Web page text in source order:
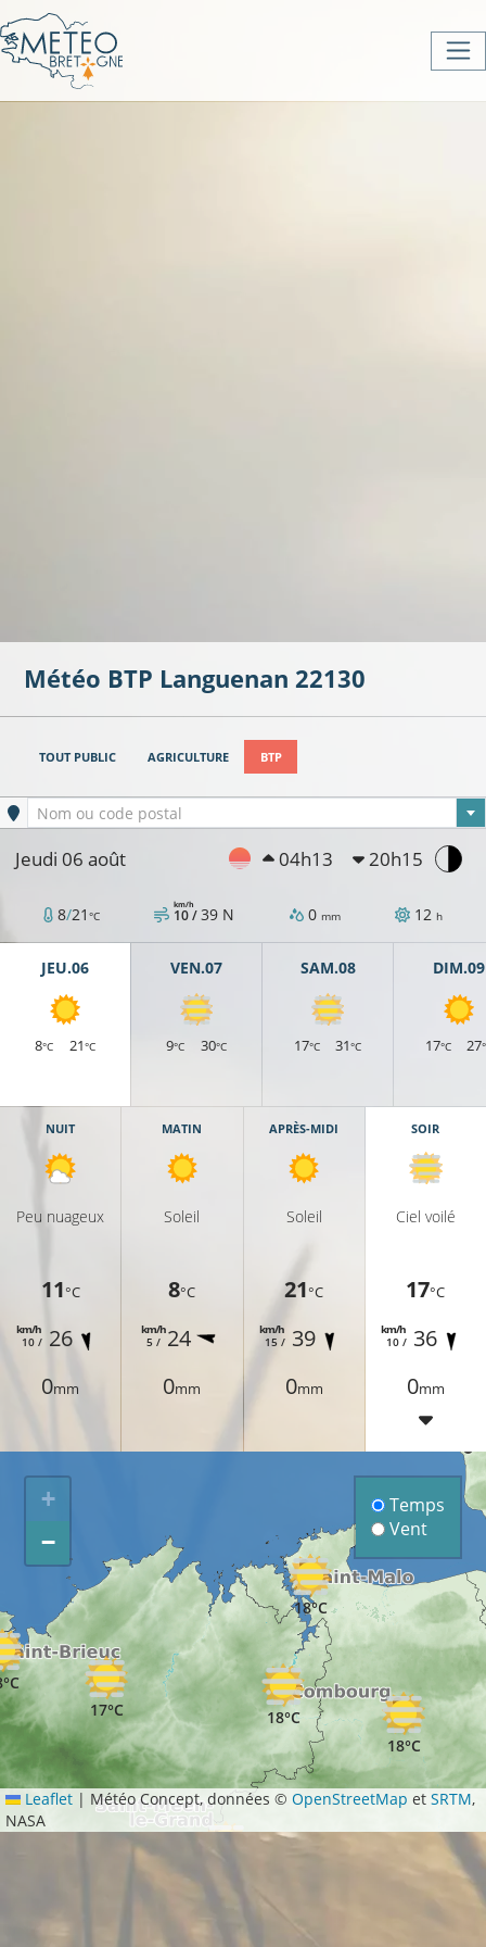
Météo BTP Languenan 22130
TOUT PUBLIC AGRICULTURE BTP
Ville sélectionnée
Nom ou code postal
Jeudi 06 août 04h13 20h15
8/21 °C 10 /
km/h 39 N 0 mm 12 h
JEU.06
8°C 21°C
VEN.07
9°C 30°C
SAM.08
17°C 31°C
DIM.09
17°C 27
NUIT
Peu nuageux
11°C
10 /
km/h 26
0mm
MATIN
Soleil
8°C
5 /
km/h24
0mm
APRÈS-MIDI
Soleil
21°C
15 /
km/h 39
0mm
SOIR
Ciel voilé
17°C
10 /
km/h 36
0mm
18°C
17°C
18°C
18°C
+
−
Temps
Vent
Leaflet | Météo Concept, données ©OpenStreetMap etSRTM,
NASA